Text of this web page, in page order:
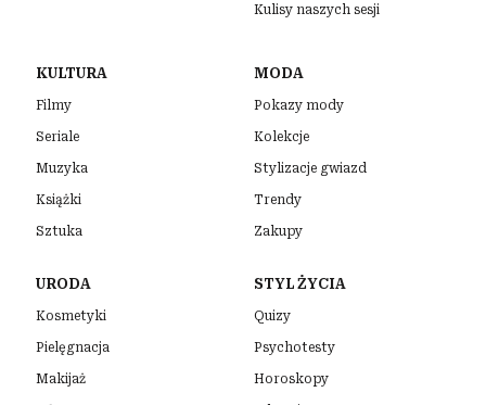
Kulisy naszych sesji
KULTURA
Filmy
Seriale
Muzyka
Książki
Sztuka
MODA
Pokazy mody
Kolekcje
Stylizacje gwiazd
Trendy
Zakupy
URODA
Kosmetyki
Pielęgnacja
Makijaż
STYL ŻYCIA
Quizy
Psychotesty
Horoskopy